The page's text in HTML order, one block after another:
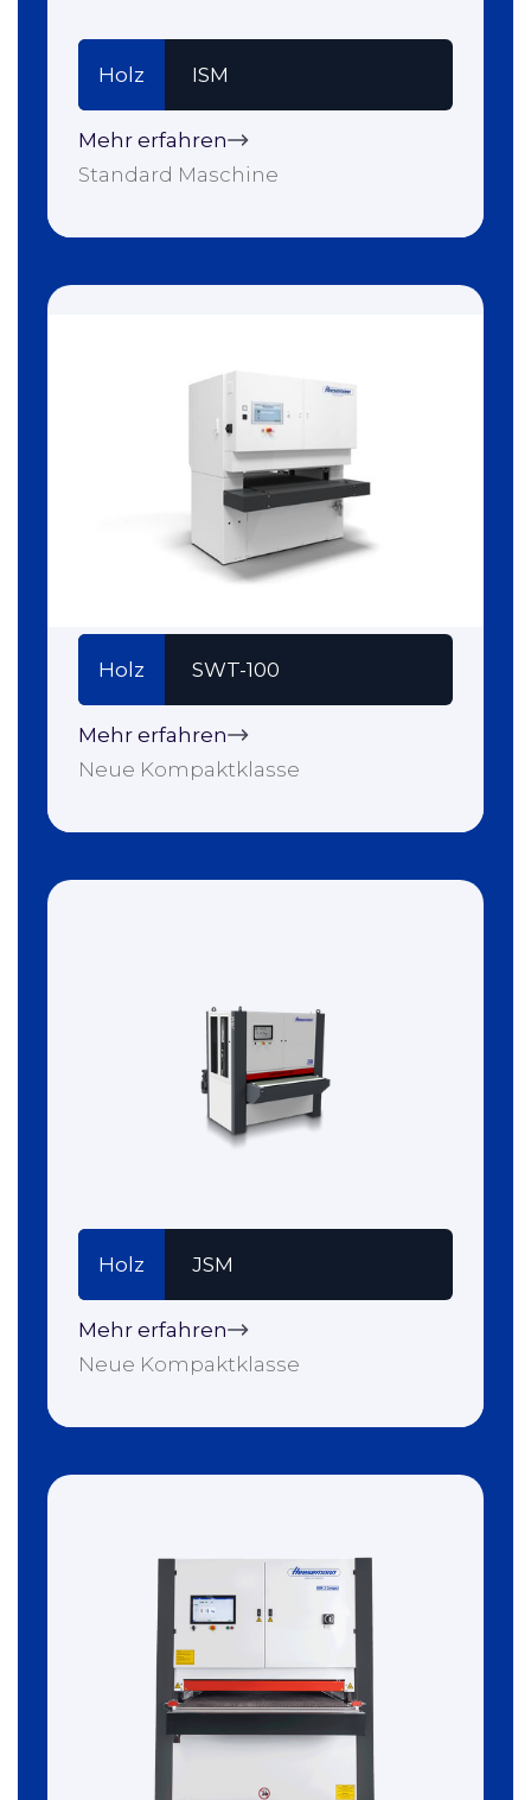
Holz ISM
Mehr erfahren
Standard Maschine
Holz SWT-100
Mehr erfahren
Neue Kompaktklasse
Holz JSM
Mehr erfahren
Neue Kompaktklasse